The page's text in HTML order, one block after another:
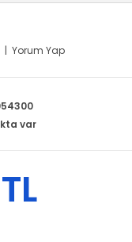
|Yorum Yap
var